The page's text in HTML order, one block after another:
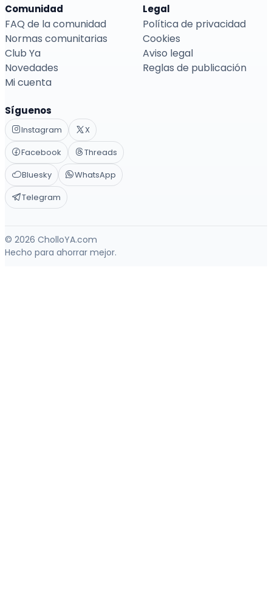
Comunidad
FAQ de la comunidad
Normas comunitarias
Club Ya
Novedades
Mi cuenta
Legal
Política de privacidad
Cookies
Aviso legal
Reglas de publicación
Síguenos
Instagram
X
Facebook
Threads
Bluesky
WhatsApp
Telegram
© 2026 CholloYA.com
Hecho para ahorrar mejor.